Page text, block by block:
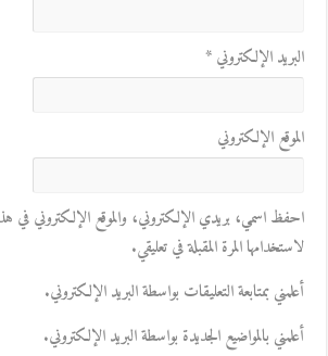
البريد الإلكتروني*
الموقع الإلكتروني
احفظ اسمي، بريدي الإلكتروني، والموقع الإلكتروني في
لاستخدامها المرة المقبلة في تعليقي.
أعلمني بمتابعة التعليقات بواسطة البريد الإلكتروني.
أعلمني بالمواضيع الجديدة بواسطة البريد الإلكتروني.